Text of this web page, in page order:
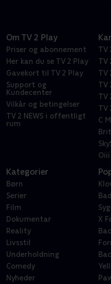
Om TV 2 Play
Priser og abonnement
Her kan du se TV 2 Play
Gavekort til TV 2 Play
Support og
Kundecenter
Vilkår og betingelser
TV 2 NEWS i offentligt
rum
TV
TV
TV
TV
TV
TV
C
Oiii
Kategorier
Børn
Serier
Film
Dokumentar
Reality
Livsstil
Underholdning
Comedy
Nyheder
X